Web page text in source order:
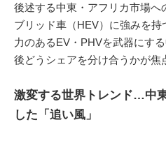
後述する中東・アフリカ市場へ
ブリッド車（HEV）に強みを
力のあるEV・PHVを武器にす
後どうシェアを分け合うかが焦
激変する世界トレンド…中
した「追い風」